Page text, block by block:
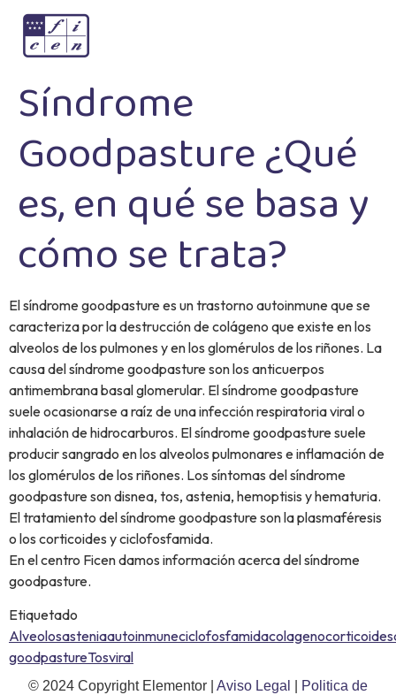
Síndrome
Goodpasture ¿Qué
es, en qué se basa y
cómo se trata?
El síndrome goodpasture es un trastorno autoinmune que se
caracteriza por la destrucción de colágeno que existe en los
alveolos de los pulmones y en los glomérulos de los riñones. La
causa del síndrome goodpasture son los anticuerpos
antimembrana basal glomerular. El síndrome goodpasture
suele ocasionarse a raíz de una infección respiratoria viral o
inhalación de hidrocarburos. El síndrome goodpasture suele
producir sangrado en los alveolos pulmonares e inflamación de
los glomérulos de los riñones. Los síntomas del síndrome
goodpasture son disnea, tos, astenia, hemoptisis y hematuria.
El tratamiento del síndrome goodpasture son la plasmaféresis
o los corticoides y ciclofosfamida.
En el centro Ficen damos información acerca del síndrome
goodpasture.
Etiquetado
Alveolosasteniaautoinmuneciclofosfamidacolagenocorticoides
goodpastureTosviral
© 2024 Copyright Elementor | Aviso Legal
Politica de